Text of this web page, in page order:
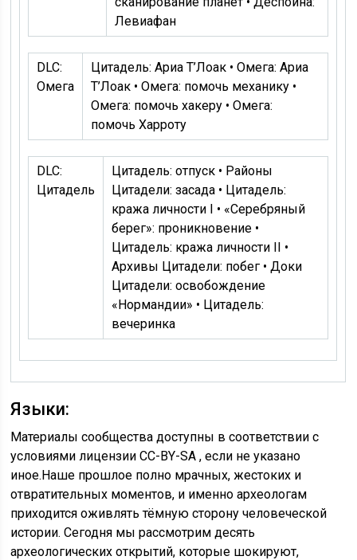
Левиафан
DLC:
Омега
Цитадель: Ариа Т’Лоак • Омега: Ариа
Т’Лоак • Омега: помочь механику •
Омега: помочь хакеру • Омега:
помочь Харроту
DLC:
Цитадель
Цитадель: отпуск • Районы
Цитадели: засада • Цитадель:
кража личности I • «Серебряный
берег»: проникновение •
Цитадель: кража личности II •
Архивы Цитадели: побег • Доки
Цитадели: освобождение
«Нормандии» • Цитадель:
вечеринка
Языки:
Материалы сообщества доступны в соответствии с
условиями лицензии CC-BY-SA , если не указано
иное.Наше прошлое полно мрачных, жестоких и
отвратительных моментов, и именно археологам
приходится оживлять тёмную сторону человеческой
истории. Сегодня мы рассмотрим десять
археологических открытий, которые шокируют,